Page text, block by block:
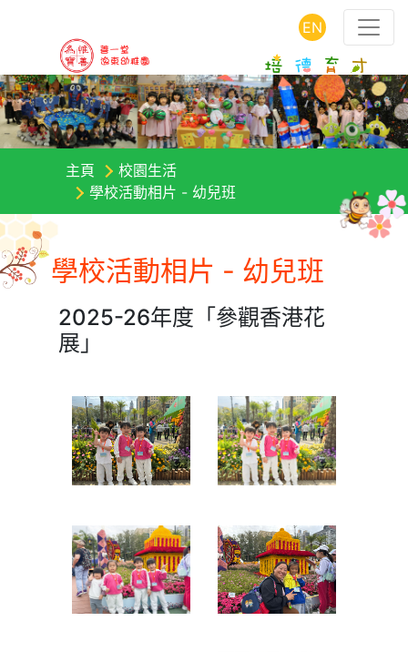
EN
主頁
校園生活
學校活動相片 - 幼兒班
學校活動相片 - 幼兒班
2025-26年度「參觀香港花
展」